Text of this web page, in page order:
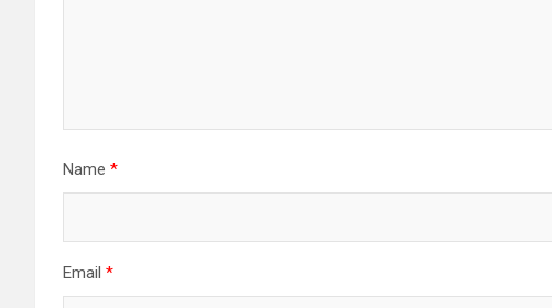
Name *
Email *